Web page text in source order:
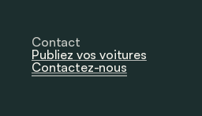
Contact
Publiez vos voitures
Contactez-nous